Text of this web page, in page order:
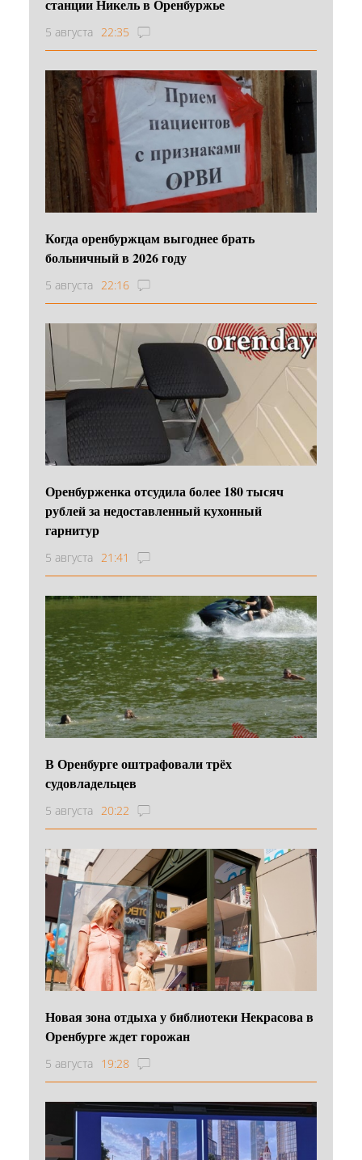
станции Никель в Оренбуржье
5 августа 22:35
Когда оренбуржцам выгоднее брать
больничный в 2026 году
5 августа 22:16
Оренбурженка отсудила более 180 тысяч
рублей за недоставленный кухонный
гарнитур
5 августа 21:41
В Оренбурге оштрафовали трёх
судовладельцев
5 августа 20:22
Новая зона отдыха у библиотеки Некрасова в
Оренбурге ждет горожан
5 августа 19:28